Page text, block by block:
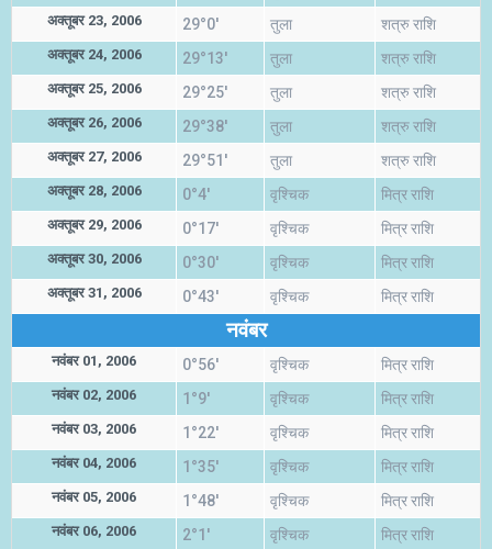
अक्तूबर 23, 2006 29°0' तुला शत्रु राशि
अक्तूबर 24, 2006 29°13' तुला शत्रु राशि
अक्तूबर 25, 2006 29°25' तुला शत्रु राशि
अक्तूबर 26, 2006 29°38' तुला शत्रु राशि
अक्तूबर 27, 2006 29°51' तुला शत्रु राशि
अक्तूबर 28, 2006 0°4' वृश्चिक मित्र राशि
अक्तूबर 29, 2006 0°17' वृश्चिक मित्र राशि
अक्तूबर 30, 2006 0°30' वृश्चिक मित्र राशि
अक्तूबर 31, 2006 0°43' वृश्चिक मित्र राशि
नवंबर
नवंबर 01, 2006 0°56' वृश्चिक मित्र राशि
नवंबर 02, 2006 1°9' वृश्चिक मित्र राशि
नवंबर 03, 2006 1°22' वृश्चिक मित्र राशि
नवंबर 04, 2006 1°35' वृश्चिक मित्र राशि
नवंबर 05, 2006 1°48' वृश्चिक मित्र राशि
नवंबर 06, 2006 2°1' वृश्चिक मित्र राशि